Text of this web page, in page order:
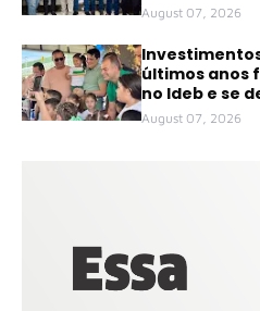
August 07, 2026
últimos anos
no Ideb e se
August 07, 2026